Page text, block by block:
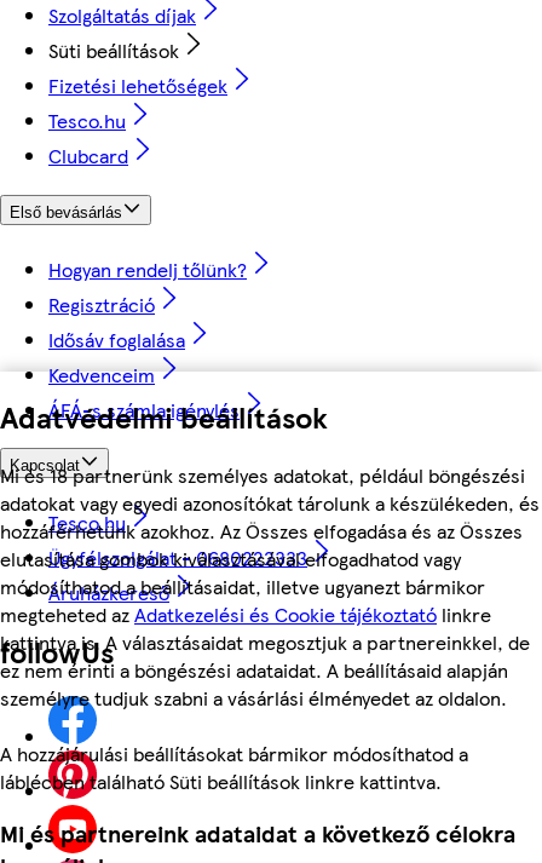
Adatvédelmi beállítások
Mi és 18 partnerünk személyes adatokat, például böngészési
adatokat vagy egyedi azonosítókat tárolunk a készülékeden, és
hozzáférhetünk azokhoz. Az Összes elfogadása és az Összes
elutasítása gombok kiválasztásával elfogadhatod vagy
módosíthatod a beállításaidat, illetve ugyanezt bármikor
megteheted azAdatkezelési és Cookie tájékoztató linkre
kattintva is. A választásaidat megosztjuk a partnereinkkel, de
ez nem érinti a böngészési adataidat. A beállításaid alapján
személyre tudjuk szabni a vásárlási élményedet az oldalon.
A hozzájárulási beállításokat bármikor módosíthatod a
láblécben található Süti beállítások linkre kattintva.
Mi és partnereink adataidat a következő célokra
Szolgáltatás díjak
Süti beállítások
Fizetési lehetőségek
Tesco.hu
Clubcard
Első bevásárlás
Hogyan rendelj tőlünk?
Regisztráció
Idősáv foglalása
Kedvenceim
ÁFÁ-s számla igénylés
Kapcsolat
Tesco.hu
Ügyfélszolgálat - 0680222333
Áruházkereső
followUs